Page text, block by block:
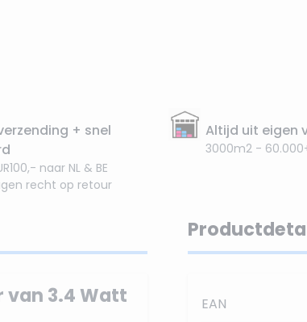
+ snel
naar NL & BE
recht op retour
Altijd uit eigen
3000m2 -
van 3.4 Watt EAN